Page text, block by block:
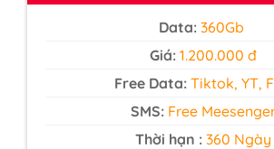
Data: 360Gb
Giá: 1.200.000 đ
Free Data: Tiktok, YT,
SMS:Free
Thời hạn :360 Ngày